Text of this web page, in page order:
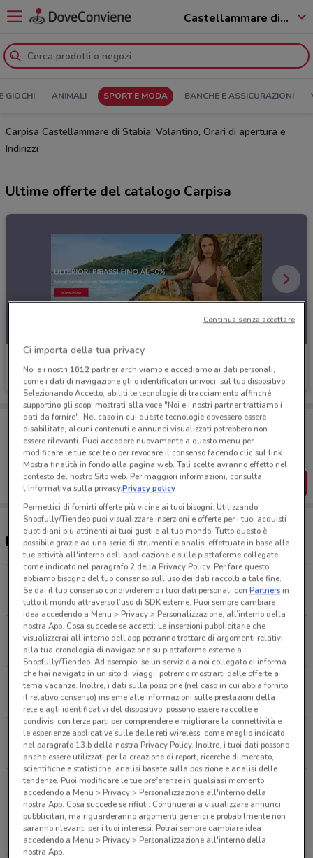
Castellammare di Stabia - 80053
GIOCHI ANIMALI SPORT E MODA BANCHE E ASSICURAZIONI
Carpisa Castellammare di Stabia: Volantino, Orari di apertura e
Indirizzi
Ultime offerte del catalogo Carpisa
Carpisa
Scade il 31/08 278 m
Porta DoveConviene sempre con te!
Puoi trovare le migliori offerte dei negozi vicino a te,
salvarle e creare la tua lista del risparmio, comodamente
dal tuo cellulare.
SCARICA L’APP
Negozi Carpisa a Castellammare di Stabia
Via Catello Fusco, 35/37 Castellammare Di Stabia
278 m
Via Roma, 57 Pompei
6.1 km
Corso Nazionale, 254 Scafati
6.8 km
Corso Italia, 48 Piano Di Sorrento
9.4 km
Corso Italia,149 Sorrento
11.9 km
Tutti i negozi Carpisa
Ci importa della tua privacy
Noi e i nostri 1012partner archiviamo e accediamo ai dati personali,
come i dati di navigazione gli o identificatori univoci, sul tuo dispositivo.
Selezionando Accetto, abiliti le tecnologie di tracciamento affinché
supportino gli scopi mostrati alla voce "Noi e i nostri partner trattiamo i
dati da fornire". Nel caso in cui queste tecnologie dovessero essere
disabilitate, alcuni contenuti e annunci visualizzati potrebbero non
essere rilevanti. Puoi accedere nuovamente a questo menu per
modificare le tue scelte o per revocare il consenso facendo clic sul link
Mostra finalità in fondo alla pagina web. Tali scelte avranno effetto nel
contesto del nostro Sito web. Per maggiori informazioni, consulta
l'Informativa sulla privacy.Privacy policy
Permettici di fornirti offerte più vicine ai tuoi bisogni: Utilizzando
Shopfully/Tiendeo puoi visualizzare inserzioni e offerte per i tuoi acquisti
quotidiani più attinenti ai tuoi gusti e al tuo mondo. Tutto questo è
possibile grazie ad una serie di strumenti e analisi effettuate in base alle
tue attività all'interno dell'applicazione e sulle piattaforme collegate,
come indicato nel paragrafo 2 della Privacy Policy. Per fare questo,
abbiamo bisogno del tuo consenso sull'uso dei dati raccolti a tale fine.
Se dai il tuo consenso condivideremo i tuoi dati personali conPartnersin
tutto il mondo attraverso l’uso di SDK esterne. Puoi sempre cambiare
idea accedendo a Menu > Privacy > Personalizzazione, all’interno della
nostra App. Cosa succede se accetti: Le inserzioni pubblicitarie che
visualizzerai all'interno dell’app potranno trattare di argomenti relativi
alla tua cronologia di navigazione su piattaforme esterne a
Shopfully/Tiendeo. Ad esempio, se un servizio a noi collegato ci informa
che hai navigato in un sito di viaggi, potremo mostrarti delle offerte a
tema vacanze. Inoltre, i dati sulla posizione (nel caso in cui abbia fornito
il relativo consenso) insieme alle informazioni sulle prestazioni della
rete e agli identificativi del dispositivo, possono essere raccolte e
condivisi con terze parti per comprendere e migliorare la connettività e
le esperienze applicative sulle delle reti wireless, come meglio indicato
nel paragrafo 13.b della nostra Privacy Policy. Inoltre, i tuoi dati possono
anche essere utilizzati per la creazione di report, ricerche di mercato,
scientifiche e statistiche, analisi basate sulla posizione e analisi delle
tendenze. Puoi modificare le tue preferenze in qualsiasi momento
accedendo a Menu > Privacy > Personalizzazione all'interno della
nostra App. Cosa succede se rifiuti: Continuerai a visualizzare annunci
pubblicitari, ma riguarderanno argomenti generici e probabilmente non
saranno rilevanti per i tuoi interessi. Potrai sempre cambiare idea
accedendo a Menu > Privacy > Personalizzazione all'interno della
nostra App.
Continua senza accettare